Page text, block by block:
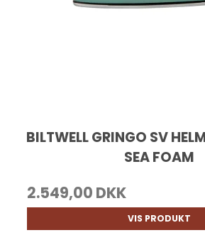
BILTWELL GRINGO SV
SEA FOAM
2.549,00 DKK
VIS PRODUKT